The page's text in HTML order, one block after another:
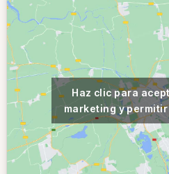
Haz clic para
marketing y